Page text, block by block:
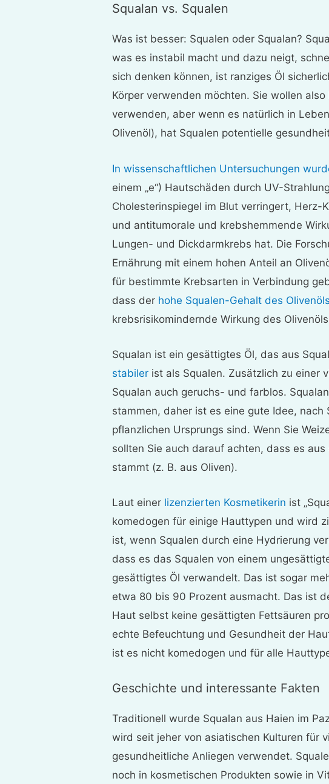
Squalan vs. Squalen
Was ist besser: Squalen oder Squalan?
was es instabil macht und dazu neigt,
sich denken können, ist ranziges Öl
Körper verwenden möchten. Sie wollen
verwenden, aber wenn es natürlich in
Olivenöl), hat Squalen potentielle
In wissenschaftlichen Untersuchungen
einem „e“) Hautschäden durch UV-
Cholesterinspiegel im Blut verringert, Herz-
und antitumorale und krebshemmende
Lungen- und Dickdarmkrebs hat. Die
Ernährung mit einem hohen Anteil an
für bestimmte Krebsarten in Verbindung
dass der hohe Squalen-Gehalt des Olivenöls
krebsrisikomindernde Wirkung des
Squalan ist ein gesättigtes Öl, das aus
stabiler ist als Squalen. Zusätzlich zu einer
Squalan auch geruchs- und farblos.
stammen, daher ist es eine gute Idee, nach
pflanzlichen Ursprungs sind. Wenn Sie
sollten Sie auch darauf achten, dass es
stammt (z. B. aus Oliven).
Laut einer lizenzierten Kosmetikerin ist
komedogen für einige Hauttypen und wird
ist, wenn Squalen durch eine Hydrierung
dass es das Squalen von einem
gesättigtes Öl verwandelt. Das ist sogar
etwa 80 bis 90 Prozent ausmacht. Das ist
Haut selbst keine gesättigten Fettsäuren
echte Befeuchtung und Gesundheit der
ist es nicht komedogen und für alle
Geschichte und interessante Fakten
Traditionell wurde Squalan aus Haien im
wird seit jeher von asiatischen Kulturen für
gesundheitliche Anliegen verwendet.
noch in kosmetischen Produkten sowie in